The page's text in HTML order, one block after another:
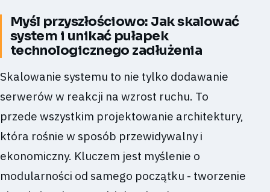
Myśl przyszłościowo: Jak skalować
system i unikać pułapek
technologicznego zadłużenia
Skalowanie systemu to nie tylko dodawanie
serwerów w reakcji na wzrost ruchu. To
przede wszystkim projektowanie architektury,
która rośnie w sposób przewidywalny i
ekonomiczny. Kluczem jest myślenie o
modularności od samego początku - tworzenie